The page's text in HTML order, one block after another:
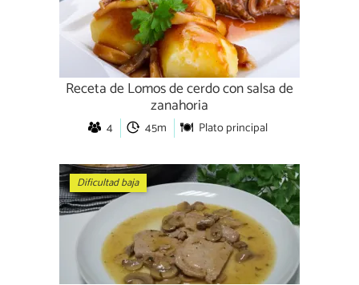
Receta de Lomos de cerdo con salsa de
zanahoria
4 45m Plato principal
Dificultad baja